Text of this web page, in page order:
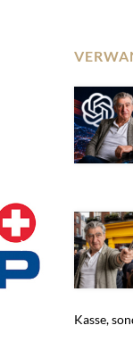
Kasse,